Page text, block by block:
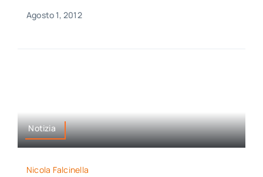
Agosto 1, 2012
Notizia
Nicola Falcinella